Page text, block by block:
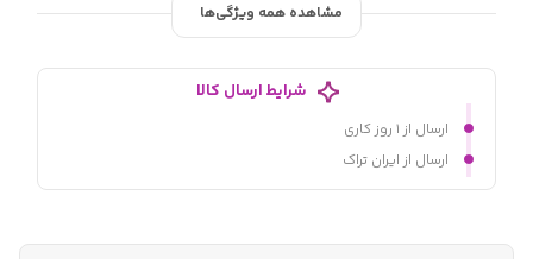
مشاهده همه ویژگی‌ها
شرایط ارسال کالا
ارسال از ۱ روز کاری
ارسال از ایران تراک